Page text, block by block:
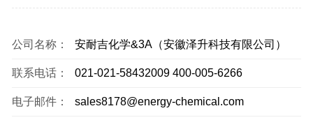
公司名称： 安耐吉化学&3A（安徽泽升科技有限公司）
联系电话： 021-021-58432009 400-005-6266
电子邮件： sales8178@energy-chemical.com